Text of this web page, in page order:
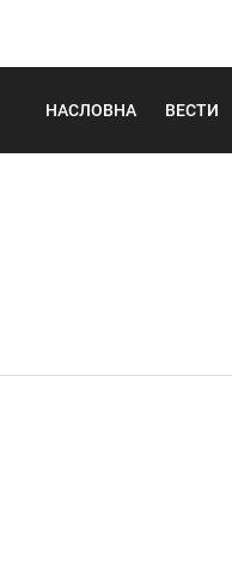
НАСЛОВНА ВЕСТИ